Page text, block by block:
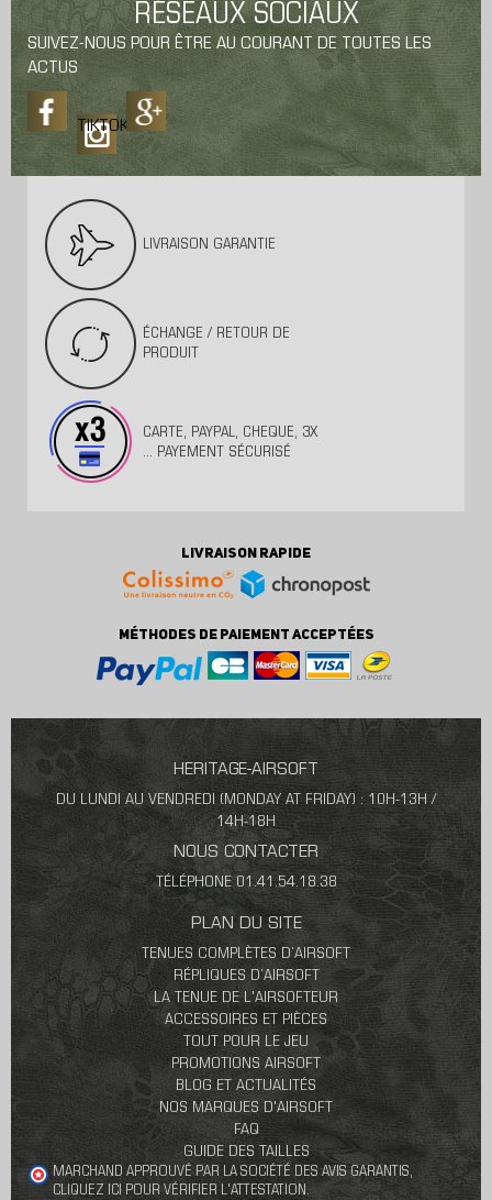
RÉSEAUX SOCIAUX
SUIVEZ-NOUS POUR ÊTRE AU COURANT DE TOUTES LES
ACTUS
TIKTOK
LIVRAISON GARANTIE
ÉCHANGE / RETOUR DE
PRODUIT
CARTE, PAYPAL, CHEQUE, 3X
... PAYEMENT SÉCURISÉ
LIVRAISON RAPIDE
MÉTHODES DE PAIEMENT ACCEPTÉES
HERITAGE-AIRSOFT
DU LUNDI AU VENDREDI (MONDAY AT FRIDAY) : 10H-13H /
14H-18H
NOUS CONTACTER
TÉLÉPHONE 01.41.54.18.38
PLAN DU SITE
TENUES COMPLÈTES D’AIRSOFT
RÉPLIQUES D’AIRSOFT
LA TENUE DE L'AIRSOFTEUR
ACCESSOIRES ET PIÈCES
TOUT POUR LE JEU
PROMOTIONS AIRSOFT
BLOG ET ACTUALITÉS
NOS MARQUES D'AIRSOFT
FAQ
GUIDE DES TAILLES
MARCHAND APPROUVÉ PAR LA SOCIÉTÉ DES AVIS GARANTIS,
CLIQUEZ ICI POUR VÉRIFIER L'ATTESTATION .